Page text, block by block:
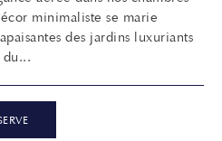
minimaliste se marie
des jardins luxuriants
du...